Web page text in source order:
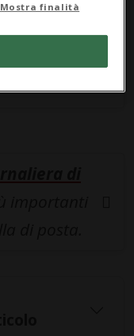
Mostra finalità